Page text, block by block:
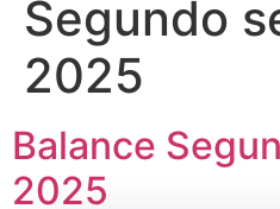
Segundo
2025
Balance
2025